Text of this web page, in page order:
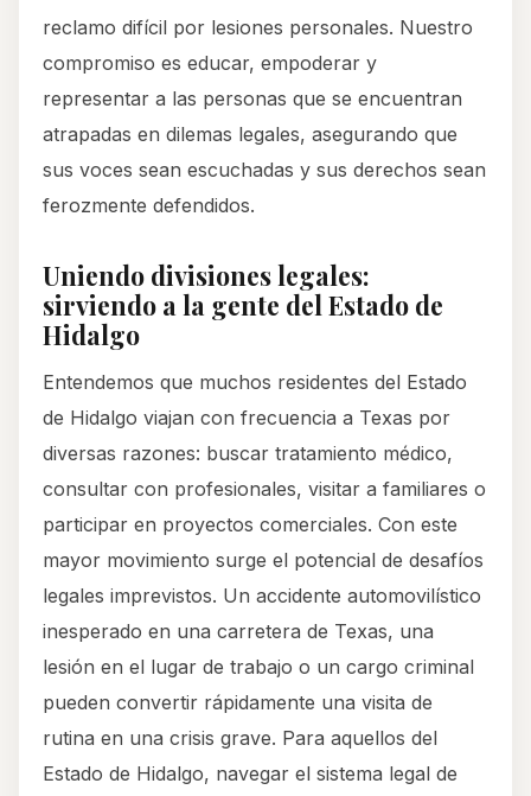
reclamo difícil por lesiones personales. Nuestro
compromiso es educar, empoderar y
representar a las personas que se encuentran
atrapadas en dilemas legales, asegurando que
sus voces sean escuchadas y sus derechos sean
ferozmente defendidos.
Uniendo divisiones legales:
sirviendo a la gente del Estado de
Hidalgo
Entendemos que muchos residentes del Estado
de Hidalgo viajan con frecuencia a Texas por
diversas razones: buscar tratamiento médico,
consultar con profesionales, visitar a familiares o
participar en proyectos comerciales. Con este
mayor movimiento surge el potencial de desafíos
legales imprevistos. Un accidente automovilístico
inesperado en una carretera de Texas, una
lesión en el lugar de trabajo o un cargo criminal
pueden convertir rápidamente una visita de
rutina en una crisis grave. Para aquellos del
Estado de Hidalgo, navegar el sistema legal de